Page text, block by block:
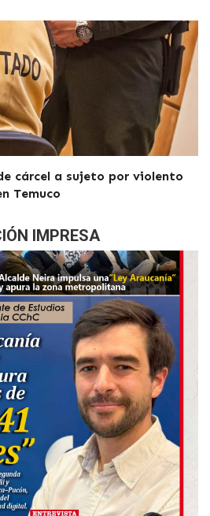
cárcel a sujeto por violento
Temuco
IMPRESA